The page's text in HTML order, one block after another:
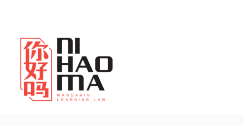
viết